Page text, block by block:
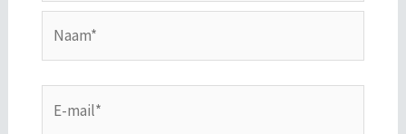
mail*